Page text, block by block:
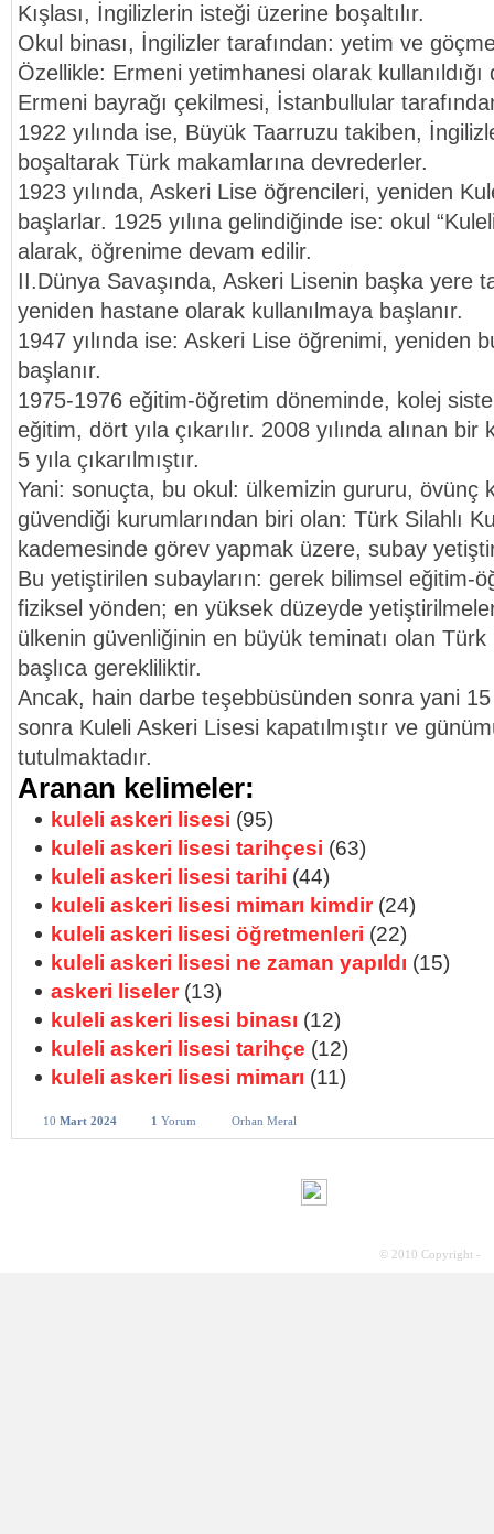
Kışlası, İngilizlerin isteği üzerine boşaltılır.
Okul binası, İngilizler tarafından: yetim ve
Özellikle: Ermeni yetimhanesi olarak
Ermeni bayrağı çekilmesi, İstanbullular
1922 yılında ise, Büyük Taarruzu takiben,
boşaltarak Türk makamlarına devrederler.
1923 yılında, Askeri Lise öğrencileri, yeniden
başlarlar. 1925 yılına gelindiğinde ise: okul
alarak, öğrenime devam edilir.
II.Dünya Savaşında, Askeri Lisenin başka yere
yeniden hastane olarak kullanılmaya başlanır.
1947 yılında ise: Askeri Lise öğrenimi, yeniden
başlanır.
1975-1976 eğitim-öğretim döneminde, kolej
eğitim, dört yıla çıkarılır. 2008 yılında alınan
5 yıla çıkarılmıştır.
Yani: sonuçta, bu okul: ülkemizin gururu, övünç
güvendiği kurumlarından biri olan: Türk Silahlı
kademesinde görev yapmak üzere, subay
Bu yetiştirilen subayların: gerek bilimsel eğitim-
fiziksel yönden; en yüksek düzeyde
ülkenin güvenliğinin en büyük teminatı olan Türk
başlıca gerekliliktir.
Ancak, hain darbe teşebbüsünden sonra yani
sonra Kuleli Askeri Lisesi kapatılmıştır ve
tutulmaktadır.
Aranan kelimeler:
kuleli askeri lisesi (95)
kuleli askeri lisesi tarihçesi (63)
kuleli askeri lisesi tarihi (44)
kuleli askeri lisesi mimarı kimdir(24)
kuleli askeri lisesi öğretmenleri (22)
kuleli askeri lisesi ne zaman yapıldı (15)
askeri liseler(13)
kuleli askeri lisesi binası (12)
kuleli askeri lisesi tarihçe (12)
kuleli askeri lisesi mimarı (11)
10 Mart 2024 1 Yorum Orhan Meral
© 2010 Copyright -